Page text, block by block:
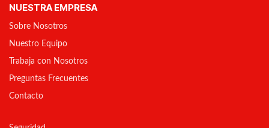
NUESTRA EMPRESA
Sobre Nosotros
Nuestro Equipo
Trabaja con Nosotros
Preguntas Frecuentes
Contacto